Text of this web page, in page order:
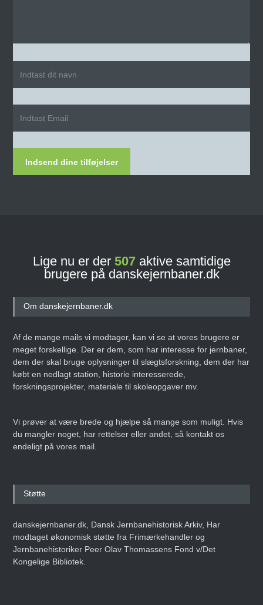
Indsend dine tilføjelser
Lige nu er der 507aktive samtidige
brugere på danskejernbaner.dk
Om danskejernbaner.dk
Af de mange mails vi modtager, kan vi se at vores brugere er
meget forskellige. Der er dem, som har interesse for jernbaner,
dem der skal bruge oplysninger til slægtsforskning, dem der har
købt en nedlagt station, historie interesserede,
forskningsprojekter, materiale til skoleopgaver mv.
Vi prøver at være brede og hjælpe så mange som muligt. Hvis
du mangler noget, har rettelser eller andet, så kontakt os
endeligt på vores mail.
Støtte
danskejernbaner.dk, Dansk Jernbanehistorisk Arkiv, Har
modtaget økonomisk støtte fra Frimærkehandler og
Jernbanehistoriker Peer Olav Thomassens Fond v/Det
Kongelige Bibliotek.